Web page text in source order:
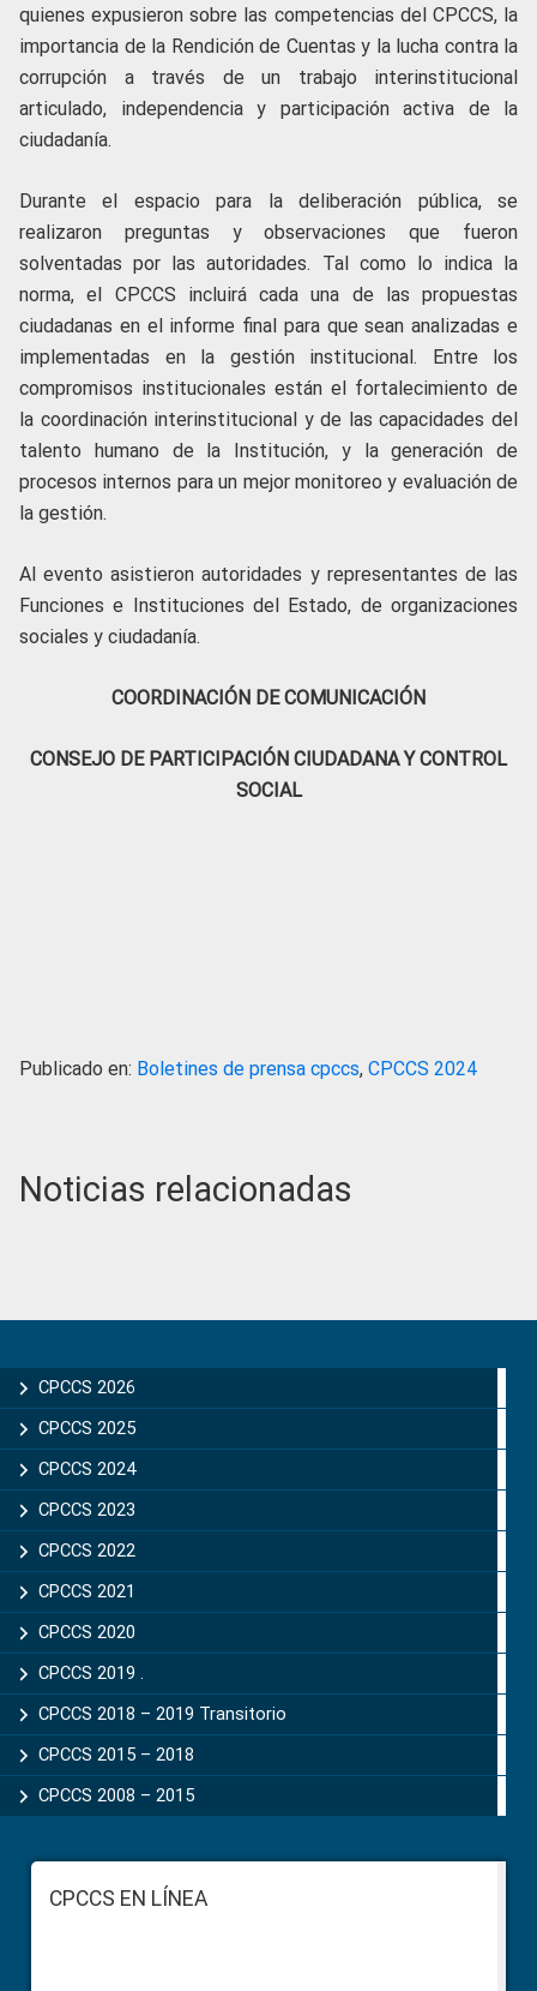
quienes expusieron sobre las competencias del CPCCS, la
importancia de la Rendición de Cuentas y la lucha contra la
corrupción a través de un trabajo interinstitucional
articulado, independencia y participación activa de la
ciudadanía.
Durante el espacio para la deliberación pública, se
realizaron preguntas y observaciones que fueron
solventadas por las autoridades. Tal como lo indica la
norma, el CPCCS incluirá cada una de las propuestas
ciudadanas en el informe final para que sean analizadas e
implementadas en la gestión institucional. Entre los
compromisos institucionales están el fortalecimiento de
la coordinación interinstitucional y de las capacidades del
talento humano de la Institución, y la generación de
procesos internos para un mejor monitoreo y evaluación de
la gestión.
Al evento asistieron autoridades y representantes de las
Funciones e Instituciones del Estado, de organizaciones
sociales y ciudadanía.
COORDINACIÓN DE COMUNICACIÓN
CONSEJO DE PARTICIPACIÓN CIUDADANA Y CONTROL
SOCIAL
Publicado en: Boletines de prensa cpccs, CPCCS 2024
Noticias relacionadas
Sidebar
CPCCS 2026
CPCCS 2025
CPCCS 2024
CPCCS 2023
CPCCS 2022
CPCCS 2021
CPCCS 2020
CPCCS 2019 .
CPCCS 2018 – 2019 Transitorio
CPCCS 2015 – 2018
CPCCS 2008 – 2015
FooterCPCCS EN LÍNEA